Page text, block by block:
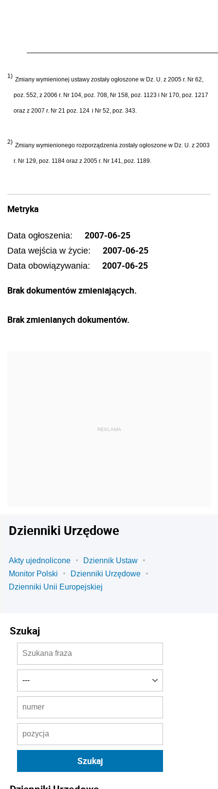
1) Zmiany wymienionej ustawy zostały ogłoszone w Dz. U. z 2005 r. Nr 62,
poz. 552, z 2006 r. Nr 104, poz. 708, Nr 158, poz. 1123 i Nr 170, poz. 1217
oraz z 2007 r. Nr 21 poz. 124 i Nr 52, poz. 343.
2) Zmiany wymienionego rozporządzenia zostały ogłoszone w Dz. U. z 2003
r. Nr 129, poz. 1184 oraz z 2005 r. Nr 141, poz. 1189.
Metryka
Data ogłoszenia: 2007-06-25
Data wejścia w życie: 2007-06-25
Data obowiązywania: 2007-06-25
Brak dokumentów zmieniających.
Brak zmienianych dokumentów.
Dzienniki Urzędowe
Akty ujednolicone
Dziennik Ustaw
Monitor Polski
Dzienniki Urzędowe
Dzienniki Unii Europejskiej
Szukaj